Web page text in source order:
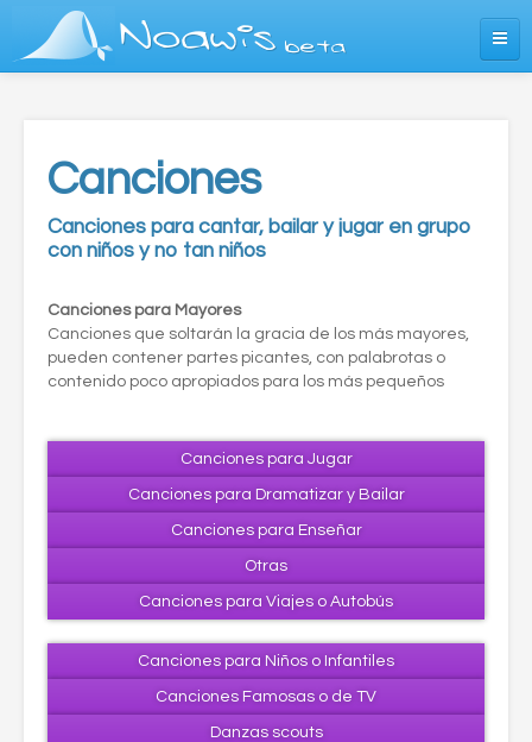
Noawis beta
Canciones
Canciones para cantar, bailar y jugar en grupo
con niños y no tan niños
Canciones para Mayores
Canciones que soltarán la gracia de los más mayores,
pueden contener partes picantes, con palabrotas o
contenido poco apropiados para los más pequeños
Canciones para Jugar
Canciones para Dramatizar y Bailar
Canciones para Enseñar
Otras
Canciones para Viajes o Autobús
Canciones para Niños o Infantiles
Canciones Famosas o de TV
Danzas scouts